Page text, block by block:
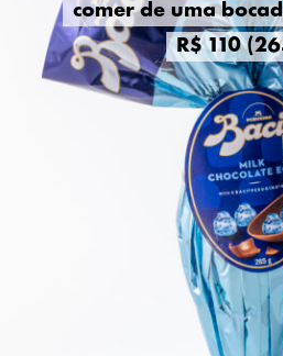
comer de uma
R$ 110
comer de uma
R$ 110